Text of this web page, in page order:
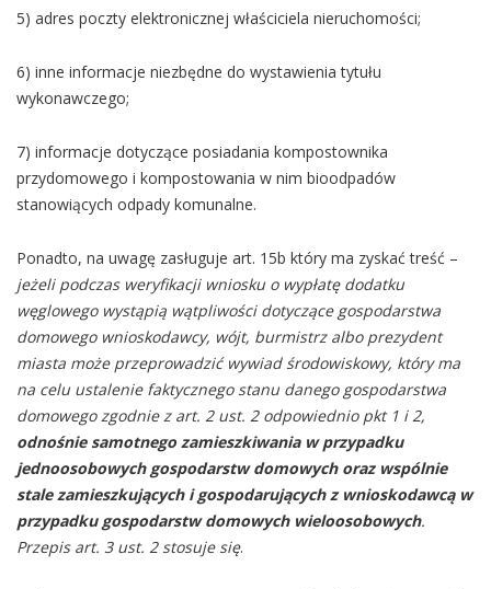
5) adres poczty elektronicznej właściciela nieruchomości;
6) inne informacje niezbędne do wystawienia tytułu
wykonawczego;
7) informacje dotyczące posiadania kompostownika
przydomowego i kompostowania w nim bioodpadów
stanowiących odpady komunalne.
Ponadto, na uwagę zasługuje art. 15b który ma zyskać treść –
jeżeli podczas weryfikacji wniosku o wypłatę dodatku
węglowego wystąpią wątpliwości dotyczące gospodarstwa
domowego wnioskodawcy, wójt, burmistrz albo prezydent
miasta może przeprowadzić wywiad środowiskowy, który ma
na celu ustalenie faktycznego stanu danego gospodarstwa
domowego zgodnie z art. 2 ust. 2 odpowiednio pkt 1 i 2,
odnośnie samotnego zamieszkiwania w przypadku
jednoosobowych gospodarstw domowych oraz wspólnie
stale zamieszkujących i gospodarujących z wnioskodawcą w
przypadku gospodarstw domowych wieloosobowych.
Przepis art. 3 ust. 2 stosuje się.